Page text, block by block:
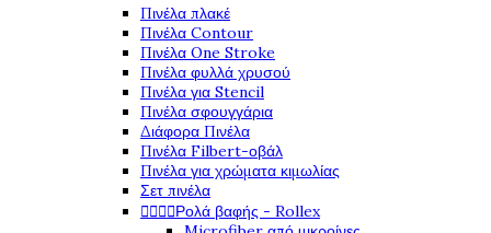
Πινέλα πλακέ
Πινέλα Contour
Πινέλα One Stroke
Πινέλα φυλλά χρυσού
Πινέλα για Stencil
Πινέλα σφουγγάρια
Διάφορα Πινέλα
Πινέλα Filbert-οβάλ
Πινέλα για χρώματα κιμωλίας
Σετ πινέλα
Ρολά βαφής - Rollex